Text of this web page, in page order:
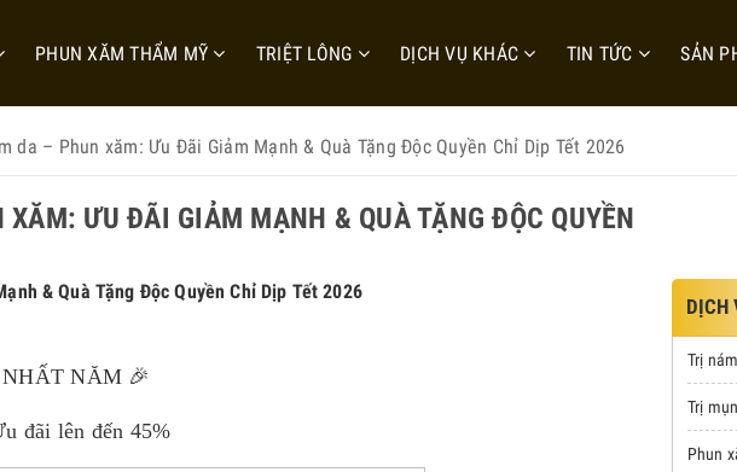
PHUN XĂM THẨM MỸ TRIỆT LÔNG DỊCH VỤ KHÁC TIN TỨC SẢN
da – Phun xăm: Ưu Đãi Giảm Mạnh & Quà Tặng Độc Quyền Chỉ Dịp Tết 2026
ƯU ĐÃI GIẢM MẠNH & QUÀ TẶNG ĐỘC QUYỀN
& Quà Tặng Độc Quyền Chỉ Dịp Tết 2026
NĂM 🎉
đãi lên đến 45%
DỊCH
Trị nám
Trị mụn
Phun